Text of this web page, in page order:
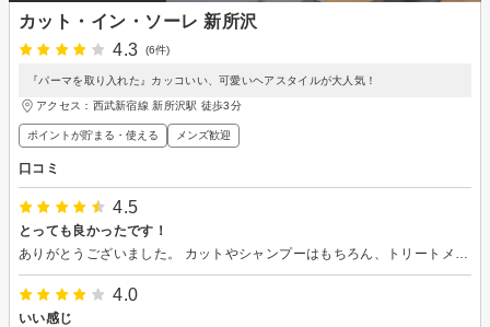
カット・イン・ソーレ 新所沢
4.3
(6件)
『パーマを取り入れた』カッコいい、可愛いヘアスタイルが大人気！
アクセス：西武新宿線 新所沢駅 徒歩3分
ポイントが貯まる・使える メンズ歓迎
口コミ
4.5
とっても良かったです！
4.0
いい感じ